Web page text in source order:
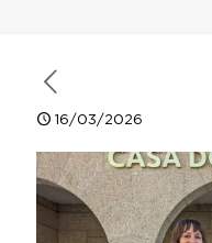
16/03/2026